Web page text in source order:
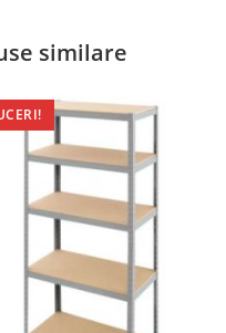
similare